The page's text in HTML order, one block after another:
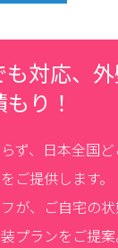
も対応、
り！
ず、日本全国
ご提供します。
が、ご自宅の状
プランをご提案